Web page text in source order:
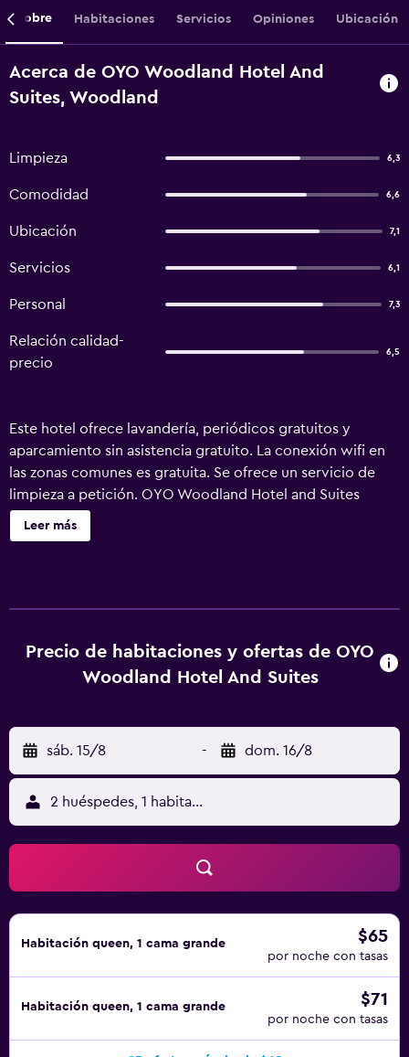
Sobre Habitaciones Servicios Opiniones Ubicación
Acerca de OYO Woodland Hotel And
Suites, Woodland
Limpieza 6,3
Comodidad 6,6
Ubicación 7,1
Servicios 6,1
Personal 7,3
Relación calidad-
precio
6,5
Este hotel ofrece lavandería, periódicos gratuitos y
aparcamiento sin asistencia gratuito. La conexión wifi en
las zonas comunes es gratuita. Se ofrece un servicio de
limpieza a petición. OYO Woodland Hotel and Suites
ofrece 61 alojamientos con aire acondicionado, cafetera y
tetera y secador de pelo. Se ofrece televisión por cable.
posible solicitar tabla de planchar con plancha, cambio de
toallas y cambio de sábanas. Se ofrece servicio de
Leer más
Precio de habitaciones y ofertas de OYO
Woodland Hotel And Suites
sáb. 15/8 - dom. 16/8
2 huéspedes, 1 habitación
Habitación queen, 1 cama grande $65
por noche con tasas
Habitación queen, 1 cama grande $71
por noche con tasas